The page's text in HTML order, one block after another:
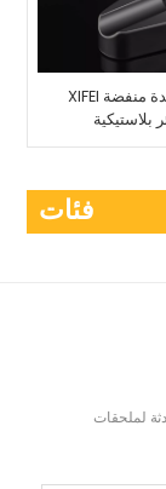
XIFEI فتحة واحدة منفضة
بلاستيكية
فئات
لملحقات